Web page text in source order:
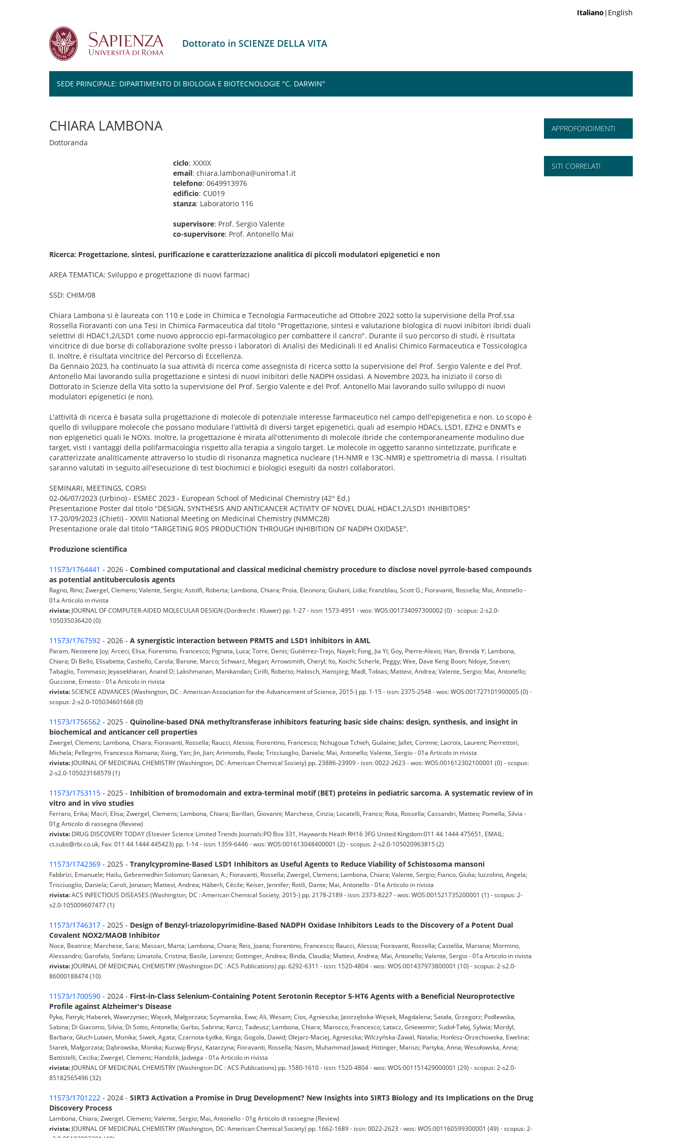
Italiano |English
Dottorato in SCIENZE DELLA VITA
SEDE PRINCIPALE: DIPARTIMENTO DI BIOLOGIA E BIOTECNOLOGIE "C. DARWIN"
CHIARA LAMBONA
Dottoranda
ciclo: XXXIX
email: chiara.lambona@uniroma1.it
telefono: 0649913976
edificio: CU019
stanza: Laboratorio 116
supervisore: Prof. Sergio Valente
co-supervisore: Prof. Antonello Mai
Ricerca: Progettazione, sintesi, purificazione e caratterizzazione analitica di piccoli modulatori epigenetici e non
AREA TEMATICA: Sviluppo e progettazione di nuovi farmaci
SSD: CHIM/08
Chiara Lambona si è laureata con 110 e Lode in Chimica e Tecnologia Farmaceutiche ad Ottobre 2022 sotto la supervisione della Prof.ssa
Rossella Fioravanti con una Tesi in Chimica Farmaceutica dal titolo "Progettazione, sintesi e valutazione biologica di nuovi inibitori ibridi duali
selettivi di HDAC1,2/LSD1 come nuovo approccio epi-farmacologico per combattere il cancro". Durante il suo percorso di studi, è risultata
vincitrice di due borse di collaborazione svolte presso i laboratori di Analisi dei Medicinali II ed Analisi Chimico Farmaceutica e Tossicologica
II. Inoltre, è risultata vincitrice del Percorso di Eccellenza.
Da Gennaio 2023, ha continuato la sua attività di ricerca come assegnista di ricerca sotto la supervisione del Prof. Sergio Valente e del Prof.
Antonello Mai lavorando sulla progettazione e sintesi di nuovi inibitori delle NADPH ossidasi. A Novembre 2023, ha iniziato il corso di
Dottorato in Scienze della Vita sotto la supervisione del Prof. Sergio Valente e del Prof. Antonello Mai lavorando sullo sviluppo di nuovi
modulatori epigenetici (e non).
L'attività di ricerca è basata sulla progettazione di molecole di potenziale interesse farmaceutico nel campo dell'epigenetica e non. Lo scopo è
quello di sviluppare molecole che possano modulare l'attività di diversi target epigenetici, quali ad esempio HDACs, LSD1, EZH2 e DNMTs e
non epigenetici quali le NOXs. Inoltre, la progettazione è mirata all'ottenimento di molecole ibride che contemporaneamente modulino due
target, visti i vantaggi della polifarmacologia rispetto alla terapia a singolo target. Le molecole in oggetto saranno sintetizzate, purificate e
caratterizzate analiticamente attraverso lo studio di risonanza magnetica nucleare (1H-NMR e 13C-NMR) e spettrometria di massa. I risultati
saranno valutati in seguito all'esecuzione di test biochimici e biologici eseguiti da nostri collaboratori.
SEMINARI, MEETINGS, CORSI
02-06/07/2023 (Urbino) - ESMEC 2023 - European School of Medicinal Chemistry (42° Ed.)
Presentazione Poster dal titolo "DESIGN, SYNTHESIS AND ANTICANCER ACTIVITY OF NOVEL DUAL HDAC1,2/LSD1 INHIBITORS"
17-20/09/2023 (Chieti) - XXVIII National Meeting on Medicinal Chemistry (NMMC28)
Presentazione orale dal titolo "TARGETING ROS PRODUCTION THROUGH INHIBITION OF NADPH OXIDASE".
Produzione scientifica
11573/1764441 - 2026 - Combined computational and classical medicinal chemistry procedure to disclose novel pyrrole-based compounds
as potential antituberculosis agents
Ragno, Rino; Zwergel, Clemens; Valente, Sergio; Astolfi, Roberta; Lambona, Chiara; Proia, Eleonora; Giuliani, Lidia; Franzblau, Scott G.; Fioravanti, Rossella; Mai, Antonello -
01a Articolo in rivista
rivista: JOURNAL OF COMPUTER-AIDED MOLECULAR DESIGN (Dordrecht : Kluwer) pp. 1-27 - issn: 1573-4951 - wos: WOS:001734097300002 (0) - scopus: 2-s2.0-
105035036420 (0)
11573/1767592 - 2026 - A synergistic interaction between PRMT5 and LSD1 inhibitors in AML
Param, Nesteene Joy; Arceci, Elisa; Fiorentino, Francesco; Pignata, Luca; Torre, Denis; Gutiérrez-Trejo, Nayeli; Fong, Jia Yi; Goy, Pierre-Alexis; Han, Brenda Y; Lambona,
Chiara; Di Bello, Elisabetta; Castiello, Carola; Barone, Marco; Schwarz, Megan; Arrowsmith, Cheryl; Ito, Koichi; Scherle, Peggy; Wee, Dave Keng Boon; Ndoye, Steven;
Tabaglio, Tommaso; Jeyasekharan, Anand D; Lakshmanan, Manikandan; Cirilli, Roberto; Habisch, Hansjörg; Madl, Tobias; Mattevi, Andrea; Valente, Sergio; Mai, Antonello;
Guccione, Ernesto - 01a Articolo in rivista
rivista:SCIENCE ADVANCES (Washington, DC : American Association for the Advancement of Science, 2015-) pp. 1-15 - issn: 2375-2548 - wos: WOS:001727101900005 (0) -
scopus: 2-s2.0-105034601668 (0)
11573/1756562 - 2025 - Quinoline-based DNA methyltransferase inhibitors featuring basic side chains: design, synthesis, and insight in
biochemical and anticancer cell properties
Zwergel, Clemens; Lambona, Chiara; Fioravanti, Rossella; Raucci, Alessia; Fiorentino, Francesco; Nchugoua Tchieh, Guilaine; Jallet, Corinne; Lacroix, Laurent; Pierrettori,
Michela; Pellegrini, Francesca Romana; Xiong, Yan; Jin, Jian; Arimondo, Paola; Trisciuoglio, Daniela; Mai, Antonello; Valente, Sergio - 01a Articolo in rivista
rivista: JOURNAL OF MEDICINAL CHEMISTRY (Washington, DC: American Chemical Society) pp. 23886-23909 - issn: 0022-2623 - wos: WOS:001612302100001 (0) - scopus:
2-s2.0-105023168579 (1)
11573/1753115 - 2025 - Inhibition of bromodomain and extra-terminal motif (BET) proteins in pediatric sarcoma. A systematic review of in
vitro and in vivo studies
Ferraro, Erika; Macrì, Elisa; Zwergel, Clemens; Lambona, Chiara; Barillari, Giovanni; Marchese, Cinzia; Locatelli, Franco; Rota, Rossella; Cassandri, Matteo; Pomella, Silvia -
01g Articolo di rassegna (Review)
rivista: DRUG DISCOVERY TODAY (Elsevier Science Limited Trends Journals:PO Box 331, Haywards Heath RH16 3FG United Kingdom:011 44 1444 475651, EMAIL:
ct.subs@rbi.co.uk, Fax: 011 44 1444 445423) pp. 1-14 - issn: 1359-6446 - wos: WOS:001613048400001 (2) - scopus: 2-s2.0-105020963815 (2)
11573/1742369 - 2025 - Tranylcypromine-Based LSD1 Inhibitors as Useful Agents to Reduce Viability of Schistosoma mansoni
Fabbrizi, Emanuele; Hailu, Gebremedhin Solomon; Ganesan, A.; Fioravanti, Rossella; Zwergel, Clemens; Lambona, Chiara; Valente, Sergio; Fianco, Giulia; Iuzzolino, Angela;
Trisciuoglio, Daniela; Caroli, Jonatan; Mattevi, Andrea; Häberli, Cécile; Keiser, Jennifer; Rotili, Dante; Mai, Antonello - 01a Articolo in rivista
rivista:ACS INFECTIOUS DISEASES (Washington, DC : American Chemical Society, 2015-) pp. 2178-2189 - issn: 2373-8227 - wos: WOS:001521735200001 (1) - scopus: 2-
s2.0-105009607477 (1)
11573/1746317 - 2025 - Design of Benzyl-triazolopyrimidine-Based NADPH Oxidase Inhibitors Leads to the Discovery of a Potent Dual
Covalent NOX2/MAOB Inhibitor
Noce, Beatrice; Marchese, Sara; Massari, Marta; Lambona, Chiara; Reis, Joana; Fiorentino, Francesco; Raucci, Alessia; Fioravanti, Rossella; Castelôa, Mariana; Mormino,
Alessandro; Garofalo, Stefano; Limatola, Cristina; Basile, Lorenzo; Gottinger, Andrea; Binda, Claudia; Mattevi, Andrea; Mai, Antonello; Valente, Sergio - 01a Articolo in rivista
rivista: JOURNAL OF MEDICINAL CHEMISTRY (Washington DC : ACS Publications) pp. 6292-6311 - issn: 1520-4804 - wos: WOS:001437973800001 (10) - scopus: 2-s2.0-
86000188474 (10)
11573/1700590 - 2024 - First-in-Class Selenium-Containing Potent Serotonin Receptor 5-HT6 Agents with a Beneficial Neuroprotective
Profile against Alzheimer's Disease
Pyka, Patryk; Haberek, Wawrzyniec; Więcek, Małgorzata; Szymanska, Ewa; Ali, Wesam; Cios, Agnieszka; Jastrzębska-Więsek, Magdalena; Satała, Grzegorz; Podlewska,
Sabina; Di Giacomo, Silvia; Di Sotto, Antonella; Garbo, Sabrina; Karcz, Tadeusz; Lambona, Chiara; Marocco, Francesco; Latacz, Gniewomir; Sudoł-Tałaj, Sylwia; Mordyl,
Barbara; Głuch-Lutwin, Monika; Siwek, Agata; Czarnota-Łydka, Kinga; Gogola, Dawid; Olejarz-Maciej, Agnieszka; Wilczyńska-Zawal, Natalia; Honkisz-Orzechowska, Ewelina;
Starek, Małgorzata; Dąbrowska, Monika; Kucwaj-Brysz, Katarzyna; Fioravanti, Rossella; Nasim, Muhammad Jawad; Hittinger, Marius; Partyka, Anna; Wesołowska, Anna;
Battistelli, Cecilia; Zwergel, Clemens; Handzlik, Jadwiga - 01a Articolo in rivista
rivista: JOURNAL OF MEDICINAL CHEMISTRY (Washington DC : ACS Publications) pp. 1580-1610 - issn: 1520-4804 - wos: WOS:001151429000001 (29) - scopus: 2-s2.0-
85182565496 (32)
11573/1701222 - 2024 - SIRT3 Activation a Promise in Drug Development? New Insights into SIRT3 Biology and Its Implications on the Drug
Discovery Process
Lambona, Chiara; Zwergel, Clemens; Valente, Sergio; Mai, Antonello - 01g Articolo di rassegna (Review)
rivista: JOURNAL OF MEDICINAL CHEMISTRY (Washington, DC: American Chemical Society) pp. 1662-1689 - issn: 0022-2623 - wos: WOS:001160599300001 (49) - scopus: 2-
APPROFONDIMENTI
SITI CORRELATI